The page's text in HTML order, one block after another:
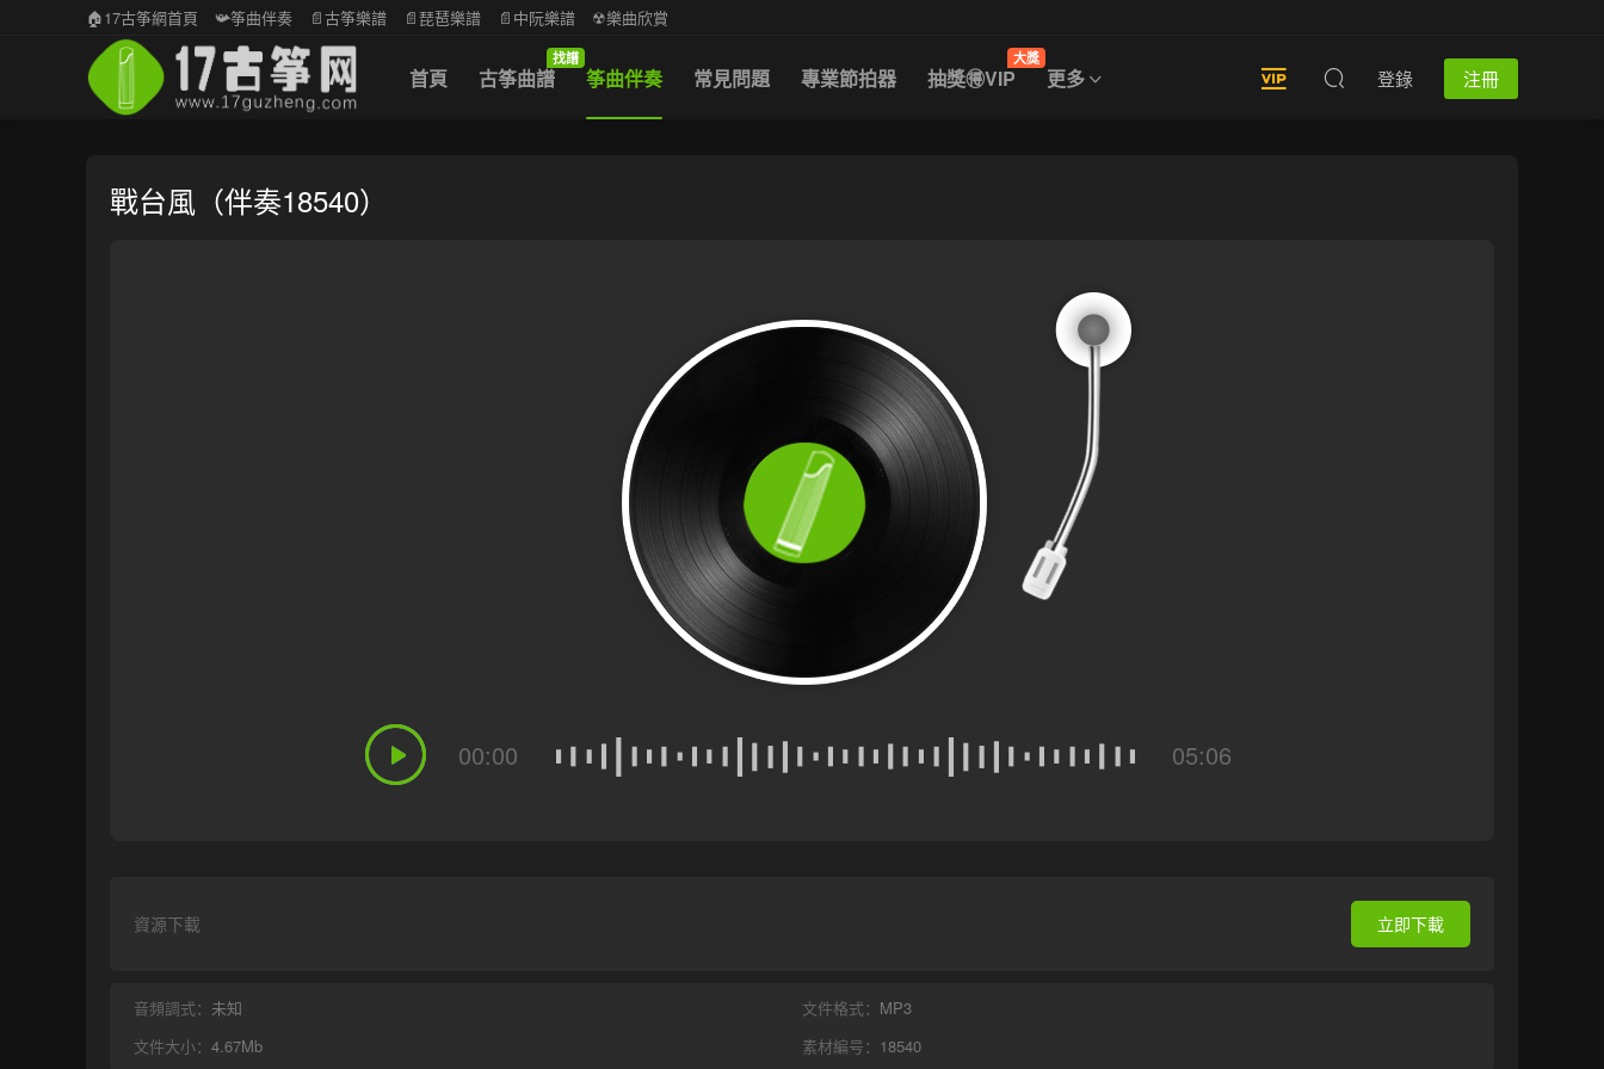
首頁 古筝曲譜
找譜
筝曲伴奏 常見問題 專業節拍器 抽獎🉐VIP
大獎
更多 登錄 注冊
🏠17古筝網首頁 📯筝曲伴奏 📄古筝樂譜 📄琵琶樂譜 📄中阮樂譜 ☢樂曲欣賞
戰台風（伴奏18540）
00:00 05:06
資源下載 立即下載
音頻調式： 未知 文件格式： MP3
文件大小： 4.67Mb 素材編号： 18540